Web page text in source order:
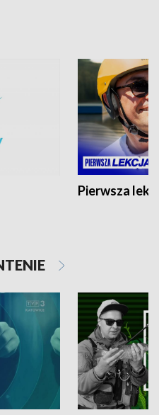
Pierwsza